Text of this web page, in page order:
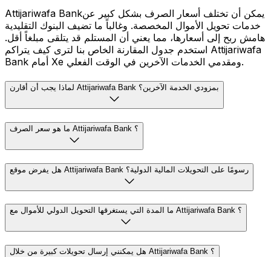
Attijariwafa Bankيمكن أن تختلف أسعار الصرف بشكل كبير عن
خدمات تحويل الأموال المخصصة. وغالباً ما تضيف البنوك التقليدية
هامش ربح إلى أسعارها، مما يعني أن المستلم قد يتلقى مبلغاً أقل.
استخدم جدول المقارنة الخاص بنا لترى كيف يتراكم Attijariwafa
Bank أمام Xe ومقدمي الخدمات الآخرين في الوقت الفعلي.
لماذا يجب أن أقارن Attijariwafa Bank بمزودي الخدمة الآخرين؟
ما هو سعر الصرف Attijariwafa Bank ؟
هل يفرض موقع Attijariwafa Bank رسومًا على التحويلات المالية الدولية؟
ما المدة التي يستغرقها التحويل الدولي للأموال مع Attijariwafa Bank ؟
هل يمكنني إرسال تحويلات كبيرة من خلال Attijariwafa Bank ؟